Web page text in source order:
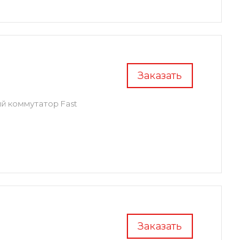
Заказать
коммутатор Fast
Заказать